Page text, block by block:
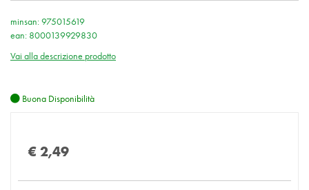
minsan: 975015619
ean: 8000139929830
Vai alla descrizione prodotto
Buona Disponibilità
€ 2,49